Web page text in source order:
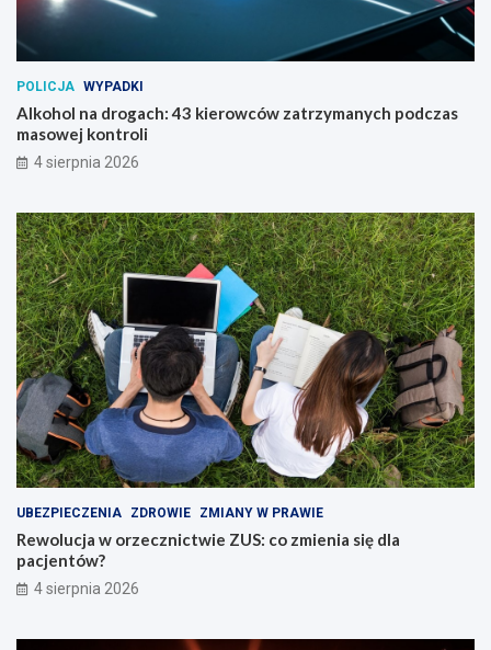
POLICJA WYPADKI
Alkohol na drogach: 43 kierowców zatrzymanych podczas
masowej kontroli
4 sierpnia 2026
UBEZPIECZENIA ZDROWIE ZMIANY W PRAWIE
Rewolucja w orzecznictwie ZUS: co zmienia się dla
pacjentów?
4 sierpnia 2026